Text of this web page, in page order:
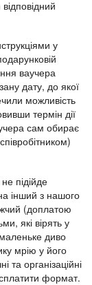
у
ваучера
дату, до якої
можливість
термін дії
сам обирає
підійде
інший з нашого
(доплатою
які вірять у
диво
мрію у його
та організаційні
формат.